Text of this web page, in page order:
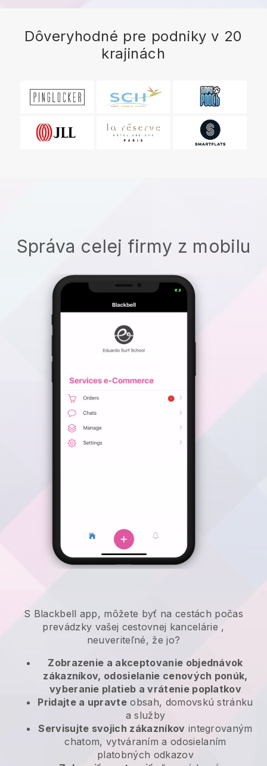
Dôveryhodné pre podniky v 20
krajinách
Správa celej firmy z mobilu
S Blackbell app, môžete byť na cestách počas
prevádzky vašej cestovnej kancelárie ,
neuveriteľné, že jo?
Zobrazenie a akceptovanie objednávok
zákazníkov, odosielanie cenových ponúk,
vyberanie platieb a vrátenie poplatkov
Pridajte a upravte obsah, domovskú stránku
a služby
Servisujte svojich zákazníkov integrovaným
chatom, vytváraním a odosielaním
platobných odkazov